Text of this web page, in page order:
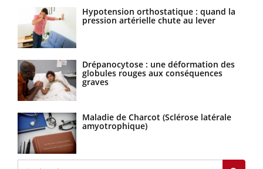
Hypotension orthostatique : quand la
pression artérielle chute au lever
Drépanocytose : une déformation des
globules rouges aux conséquences
graves
Maladie de Charcot (Sclérose latérale
amyotrophique)